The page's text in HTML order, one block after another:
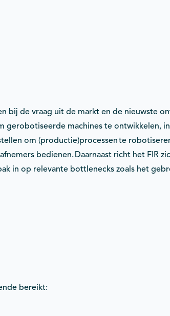
bij de vraag uit de markt en de nieuwste
gerobotiseerde machines te ontwikkelen,
om (productie)processen te
bedienen. Daarnaast richt het
in op relevante bottlenecks zoals het
bereikt: